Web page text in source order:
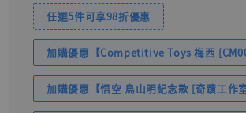
任選5件可享98折優惠
加購優惠【Competitive Toys 梅西
加購優惠【悟空 鳥山明紀念款 [奇蹟工作室